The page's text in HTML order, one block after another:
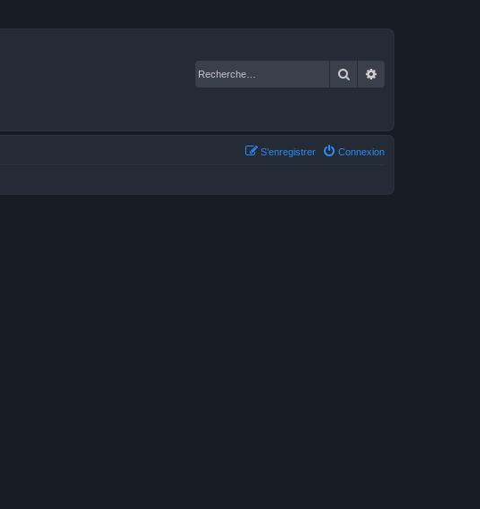
Rechercher
Connexion
S’enregistrer